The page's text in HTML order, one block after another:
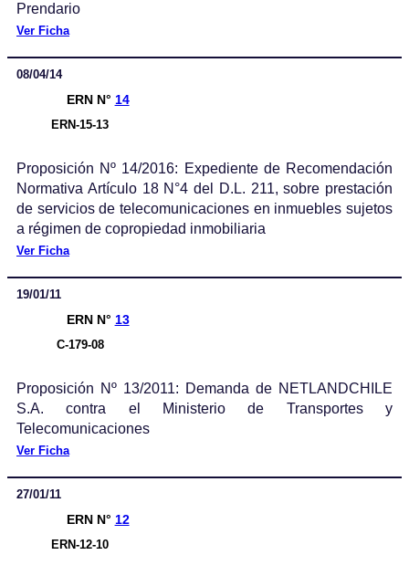
Prendario
Ver Ficha
08/04/14
ERN N° 14
ERN-15-13
Proposición Nº 14/2016: Expediente de Recomendación
Normativa Artículo 18 N°4 del D.L. 211, sobre prestación
de servicios de telecomunicaciones en inmuebles sujetos
a régimen de copropiedad inmobiliaria
Ver Ficha
19/01/11
ERN N° 13
C-179-08
Proposición Nº 13/2011: Demanda de NETLANDCHILE
S.A. contra el Ministerio de Transportes y
Telecomunicaciones
Ver Ficha
27/01/11
ERN N° 12
ERN-12-10